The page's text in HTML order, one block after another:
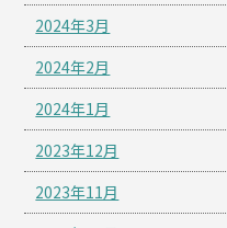
2024年3月
2024年2月
2024年1月
2023年12月
2023年11月